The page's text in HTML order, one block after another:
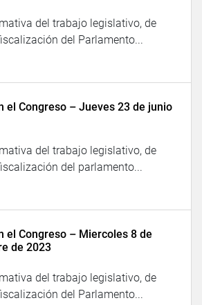
del trabajo legislativo, de
del Parlamento...
el Congreso – Jueves 23 de junio
del trabajo legislativo, de
del parlamento...
el Congreso – Miercoles 8 de
de 2023
del trabajo legislativo, de
del Parlamento...